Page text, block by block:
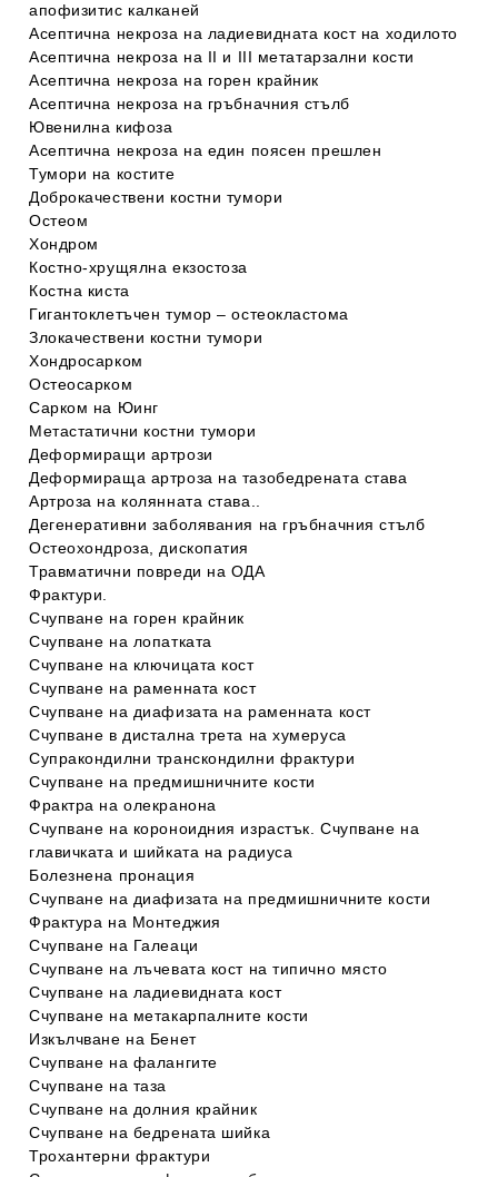
апофизитис калканей
Асептична некроза на ладиевидната кост на ходилото
Асептична некроза на ІІ и ІІІ метатарзални кости
Асептична некроза на горен крайник
Асептична некроза на гръбначния стълб
Ювенилна кифоза
Асептична некроза на един поясен прешлен
Тумори на костите
Доброкачествени костни тумори
Остеом
Хондром
Костно-хрущялна екзостоза
Костна кистa
Гигантоклетъчен тумор – остеокластома
Злокачествени костни тумори
Хондросарком
Остеосарком
Сарком на Юинг
Метастатични костни тумори
Деформиращи артрози
Деформираща артроза на тазобедрената става
Артроза на колянната става..
Дегенеративни заболявания на гръбначния стълб
Остеохондроза, дископатия
Травматични повреди на ОДА
Фрактури.
Счупване на горен крайник
Счупване на лопатката
Счупване на ключицата кост
Счупване на раменната кост
Счупване на диафизата на раменната кост
Счупване в дистална трета на хумеруса
Супракондилни транскондилни фрактури
Счупване на предмишничните кости
Фрактра на олекранона
Счупване на короноидния израстък. Счупване на
главичката и шийката на радиуса
Болезнена пронация
Счупване на диафизата на предмишничните кости
Фрактура на Монтеджия
Счупване на Галеаци
Счупване на лъчевата кост на типично място
Счупване на ладиевидната кост
Счупване на метакарпалните кости
Изкълчване на Бенет
Счупване на фалангите
Счупване на таза
Счупване на долния крайник
Счупване на бедрената шийка
Трохантерни фрактури